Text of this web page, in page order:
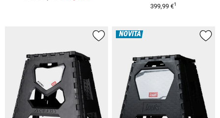
399,99 €1
NOVITÀ